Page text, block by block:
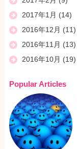
2017年1月 (14)
2016年12月 (11)
2016年11月 (13)
2016年10月 (19)
Popular Articles